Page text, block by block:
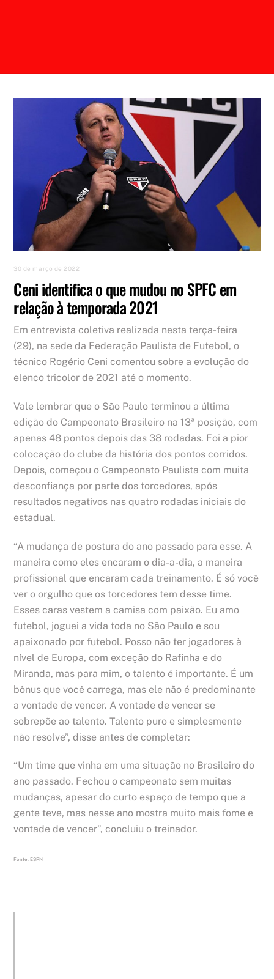
30 de março de 2022
Ceni identifica o que mudou no SPFC em
relação à temporada 2021
Em entrevista coletiva realizada nesta terça-feira
(29), na sede da Federação Paulista de Futebol, o
técnico Rogério Ceni comentou sobre a evolução do
elenco tricolor de 2021 até o momento.
Vale lembrar que o São Paulo terminou a última
edição do Campeonato Brasileiro na 13ª posição, com
apenas 48 pontos depois das 38 rodadas. Foi a pior
colocação do clube da história dos pontos corridos.
Depois, começou o Campeonato Paulista com muita
desconfiança por parte dos torcedores, após
resultados negativos nas quatro rodadas iniciais do
estadual.
“A mudança de postura do ano passado para esse. A
maneira como eles encaram o dia-a-dia, a maneira
profissional que encaram cada treinamento. É só você
ver o orgulho que os torcedores tem desse time.
Esses caras vestem a camisa com paixão. Eu amo
futebol, joguei a vida toda no São Paulo e sou
apaixonado por futebol. Posso não ter jogadores à
nível de Europa, com exceção do Rafinha e do
Miranda, mas para mim, o talento é importante. É um
bônus que você carrega, mas ele não é predominante
a vontade de vencer. A vontade de vencer se
sobrepõe ao talento. Talento puro e simplesmente
não resolve”, disse antes de completar:
“Um time que vinha em uma situação no Brasileiro do
ano passado. Fechou o campeonato sem muitas
mudanças, apesar do curto espaço de tempo que a
gente teve, mas nesse ano mostra muito mais fome e
vontade de vencer”, concluiu o treinador.
Fonte: ESPN